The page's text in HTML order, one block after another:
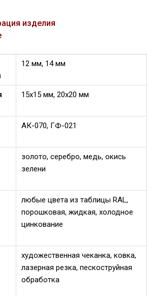
изделия
12 мм, 14 мм
15х15 мм, 20х20 мм
АК-070, ГФ-021
золото, серебро, медь, окись
зелени
любые цвета из таблицы RAL,
порошковая, жидкая, холодное
цинкование
художественная чеканка, ковка,
лазерная резка, пескоструйная
обработка